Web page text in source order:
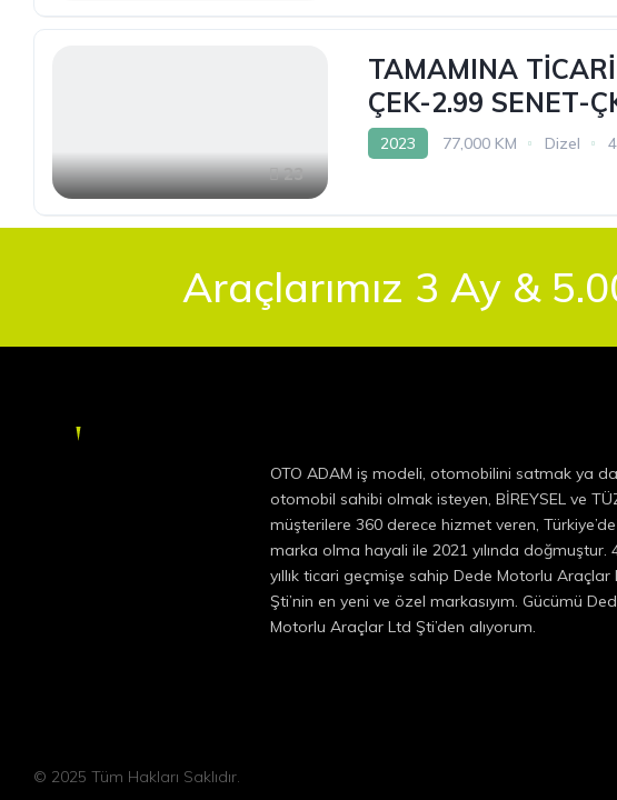
23
TAMAMINA
ÇEK-2.99 SENET-
2023 77,000 KM Dizel
Araçlarımız 3 Ay &
OTO ADAM iş modeli, otomobilini satmak ya da
otomobil sahibi olmak isteyen, BİREYSEL ve
müşterilere 360 derece hizmet veren,
marka olma hayali ile 2021 yılında doğmuştur.
yıllık ticari geçmişe sahip Dede Motorlu Araçlar
Şti’nin en yeni ve özel markasıyım. Gücümü
Motorlu Araçlar Ltd Şti’den alıyorum.
© 2025 Tüm Hakları Saklıdır.